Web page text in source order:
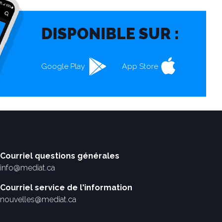
DISPONIBLE SUR :
App Store
Google Play
Courriel questions générales
info@mediat.ca
Courriel service de l'information
nouvelles@mediat.ca